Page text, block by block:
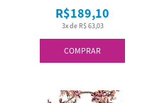
COMPRAR
3x de R$ 63,03
R$189,10